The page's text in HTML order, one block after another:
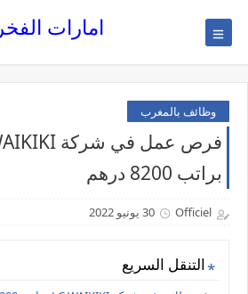
امارات الفخر
وظائف بالمغرب
براتب 8200 درهم
Officiel 30 يونيو 2022
التنقل السريع